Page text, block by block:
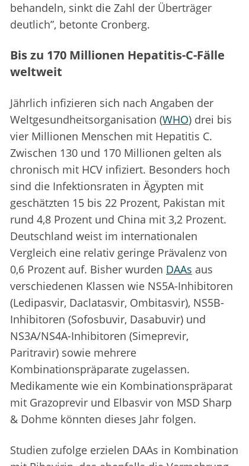
behandeln, sinkt die Zahl der Überträger
deutlich”, betonte Cronberg.
Bis zu 170 Millionen Hepatitis-C-Fälle
weltweit
Jährlich infizieren sich nach Angaben der
Weltgesundheitsorganisation (WHO) drei bis
vier Millionen Menschen mit Hepatitis C.
Zwischen 130 und 170 Millionen gelten als
chronisch mit HCV infiziert. Besonders hoch
sind die Infektionsraten in Ägypten mit
geschätzten 15 bis 22 Prozent, Pakistan mit
rund 4,8 Prozent und China mit 3,2 Prozent.
Deutschland weist im internationalen
Vergleich eine relativ geringe Prävalenz von
0,6 Prozent auf. Bisher wurden DAAs aus
verschiedenen Klassen wie NS5A-Inhibitoren
(Ledipasvir, Daclatasvir, Ombitasvir), NS5B-
Inhibitoren (Sofosbuvir, Dasabuvir) und
NS3A/NS4A-Inhibitoren (Simeprevir,
Paritravir) sowie mehrere
Kombinationspräparate zugelassen.
Medikamente wie ein Kombinationspräparat
mit Grazoprevir und Elbasvir von MSD Sharp
& Dohme könnten dieses Jahr folgen.
Studien zufolge erzielen DAAs in Kombination